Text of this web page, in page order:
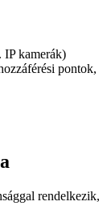
IP kamerák)
pontok,
rendelkezik,